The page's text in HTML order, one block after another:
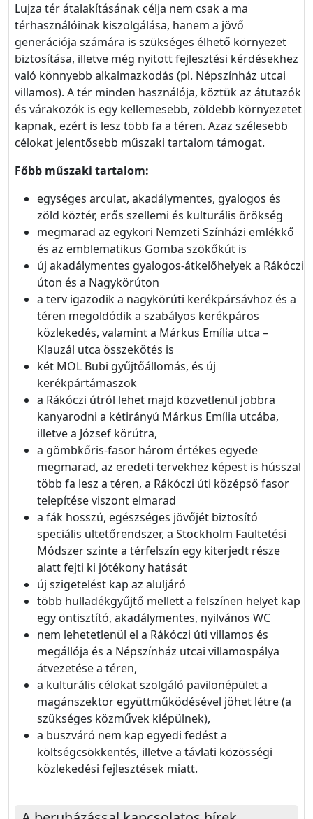
Lujza tér átalakításának célja nem csak a ma
térhasználóinak kiszolgálása, hanem a jövő
generációja számára is szükséges élhető környezet
biztosítása, illetve még nyitott fejlesztési kérdésekhez
való könnyebb alkalmazkodás (pl. Népszínház utcai
villamos). A tér minden használója, köztük az átutazók
és várakozók is egy kellemesebb, zöldebb környezetet
kapnak, ezért is lesz több fa a téren. Azaz szélesebb
célokat jelentősebb műszaki tartalom támogat.
Főbb műszaki tartalom:
egységes arculat, akadálymentes, gyalogos és
zöld köztér, erős szellemi és kulturális örökség
megmarad az egykori Nemzeti Színházi emlékkő
és az emblematikus Gomba szökőkút is
új akadálymentes gyalogos-átkelőhelyek a Rákóczi
úton és a Nagykörúton
a terv igazodik a nagykörúti kerékpársávhoz és a
téren megoldódik a szabályos kerékpáros
közlekedés, valamint a Márkus Emília utca –
Klauzál utca összekötés is
két MOL Bubi gyűjtőállomás, és új
kerékpártámaszok
a Rákóczi útról lehet majd közvetlenül jobbra
kanyarodni a kétirányú Márkus Emília utcába,
illetve a József körútra,
a gömbkőris-fasor három értékes egyede
megmarad, az eredeti tervekhez képest is hússzal
több fa lesz a téren, a Rákóczi úti középső fasor
telepítése viszont elmarad
a fák hosszú, egészséges jövőjét biztosító
speciális ültetőrendszer, a Stockholm Faültetési
Módszer szinte a térfelszín egy kiterjedt része
alatt fejti ki jótékony hatását
új szigetelést kap az aluljáró
több hulladékgyűjtő mellett a felszínen helyet kap
egy öntisztító, akadálymentes, nyilvános WC
nem lehetetlenül el a Rákóczi úti villamos és
megállója és a Népszínház utcai villamospálya
átvezetése a téren,
a kulturális célokat szolgáló pavilonépület a
magánszektor együttműködésével jöhet létre (a
szükséges közművek kiépülnek),
a buszváró nem kap egyedi fedést a
költségcsökkentés, illetve a távlati közösségi
közlekedési fejlesztések miatt.